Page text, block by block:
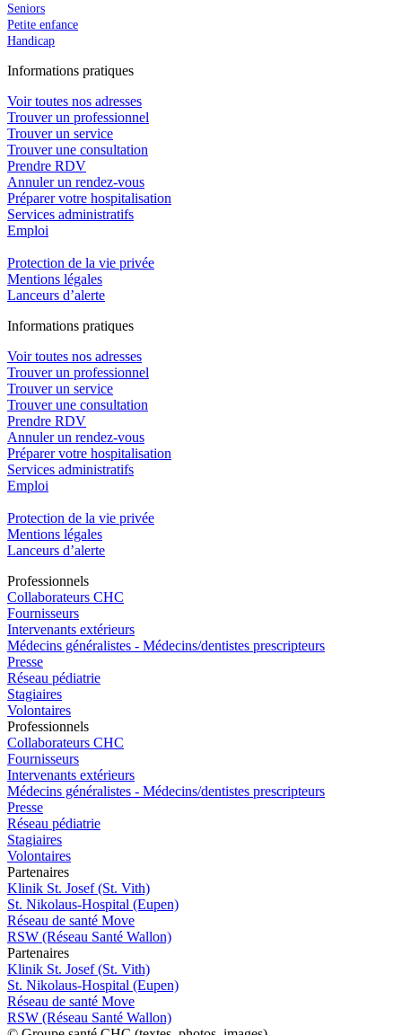
Seniors
Petite enfance
Handicap
Informations pratiques
Voir toutes nos adresses
Trouver un professionnel
Trouver un service
Trouver une consultation
Prendre RDV
Annuler un rendez-vous
Préparer votre hospitalisation
Services administratifs
Emploi​
Protection de la vie privée
Mentions légales
Lanceurs d’alerte
Informations pratiques
Voir toutes nos adresses
Trouver un professionnel
Trouver un service
Trouver une consultation
Prendre RDV
Annuler un rendez-vous
Préparer votre hospitalisation
Services administratifs
Emploi​
Protection de la vie privée
Mentions légales
Lanceurs d’alerte
Professionnels
Collaborateurs CHC
Fournisseurs
Intervenants extérieurs
Médecins généralistes - Médecins/dentistes prescripteurs
Presse
Réseau pédiatrie
Stagiaires
Volontaires
Professionnels
Collaborateurs CHC
Fournisseurs
Intervenants extérieurs
Médecins généralistes - Médecins/dentistes prescripteurs
Presse
Réseau pédiatrie
Stagiaires
Volontaires
Partenaires
Klinik St. Josef (St. Vith)
St. Nikolaus-Hospital (Eupen)
Réseau de santé Move
RSW (Réseau Santé Wallon)
Partenaires
Klinik St. Josef (St. Vith)
St. Nikolaus-Hospital (Eupen)
Réseau de santé Move
RSW (Réseau Santé Wallon)